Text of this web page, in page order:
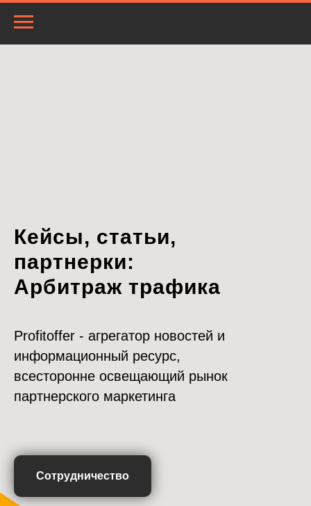
Кейсы, статьи,
партнерки:
Арбитраж трафика
Profitoffer - агрегатор новостей и
информационный ресурс,
всесторонне освещающий рынок
партнерского маркетинга
Сотрудничество